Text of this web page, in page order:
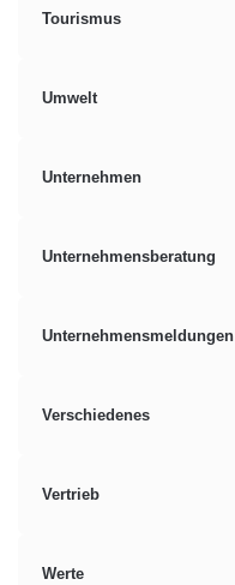
Tourismus
Umwelt
Unternehmen
Unternehmensberatung
Unternehmensmeldungen
Verschiedenes
Vertrieb
Werte